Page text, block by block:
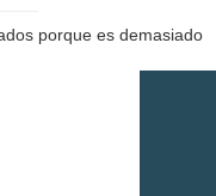
porque es demasiado